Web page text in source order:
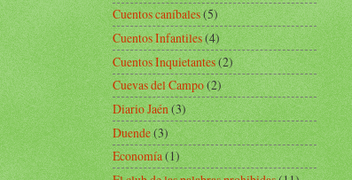
Cuentos caníbales(5)
Cuentos Infantiles(4)
Cuentos Inquietantes(2)
Cuevas del Campo(2)
Diario Jaén(3)
Duende(3)
Economía(1)